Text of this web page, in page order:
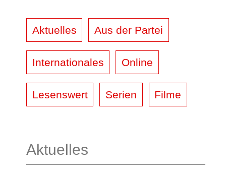
Aktuelles Aus der Partei
Internationales Online
Lesenswert Serien Filme
Aktuelles